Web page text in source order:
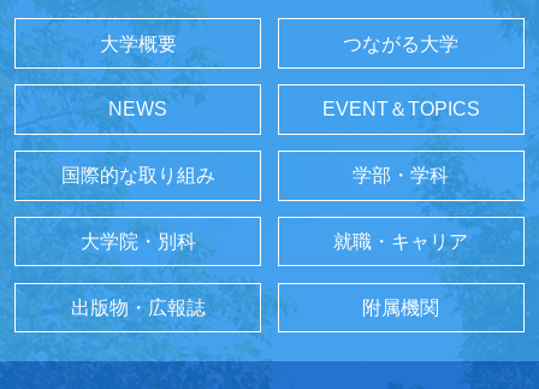
大学概要 つながる大学
NEWS EVENT＆TOPICS
国際的な取り組み 学部・学科
大学院・別科 就職・キャリア
出版物・広報誌 附属機関